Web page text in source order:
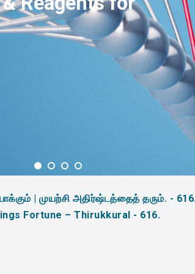
| முயற்சி அதிர்ஷ்டத்தைத் தரும். -
Fortune – Thirukkural - 616.